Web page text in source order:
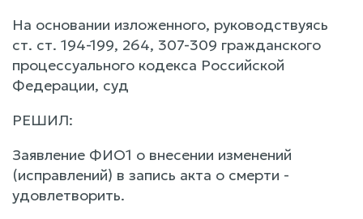
На основании изложенного, руководствуясь
ст. ст. 194-199, 264, 307-309 гражданского
процессуального кодекса Российской
Федерации, суд
РЕШИЛ:
Заявление ФИО1 о внесении изменений
(исправлений) в запись акта о смерти -
удовлетворить.